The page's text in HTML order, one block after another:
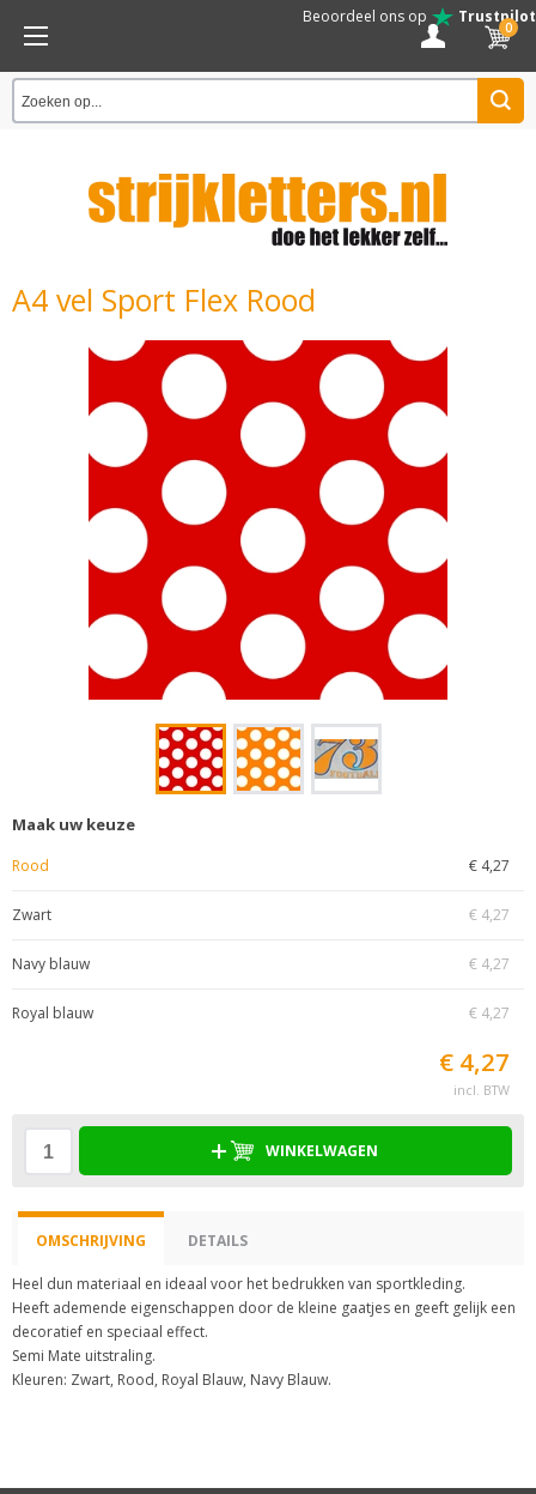
Beoordeel ons op Trustpilot
0
A4 vel Sport Flex Rood
Maak uw keuze
Rood € 4,27
Zwart € 4,27
Navy blauw € 4,27
Royal blauw € 4,27
€ 4,27
incl. BTW
WINKELWAGEN
OMSCHRIJVING DETAILS
Heel dun materiaal en ideaal voor het bedrukken van sportkleding.
Heeft ademende eigenschappen door de kleine gaatjes en geeft gelijk een
decoratief en speciaal effect.
Semi Mate uitstraling.
Kleuren: Zwart, Rood, Royal Blauw, Navy Blauw.